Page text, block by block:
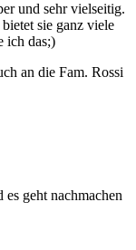
und sehr vielseitig.
sie ganz viele
ich das;)
an die Fam. Rossi
geht nachmachen